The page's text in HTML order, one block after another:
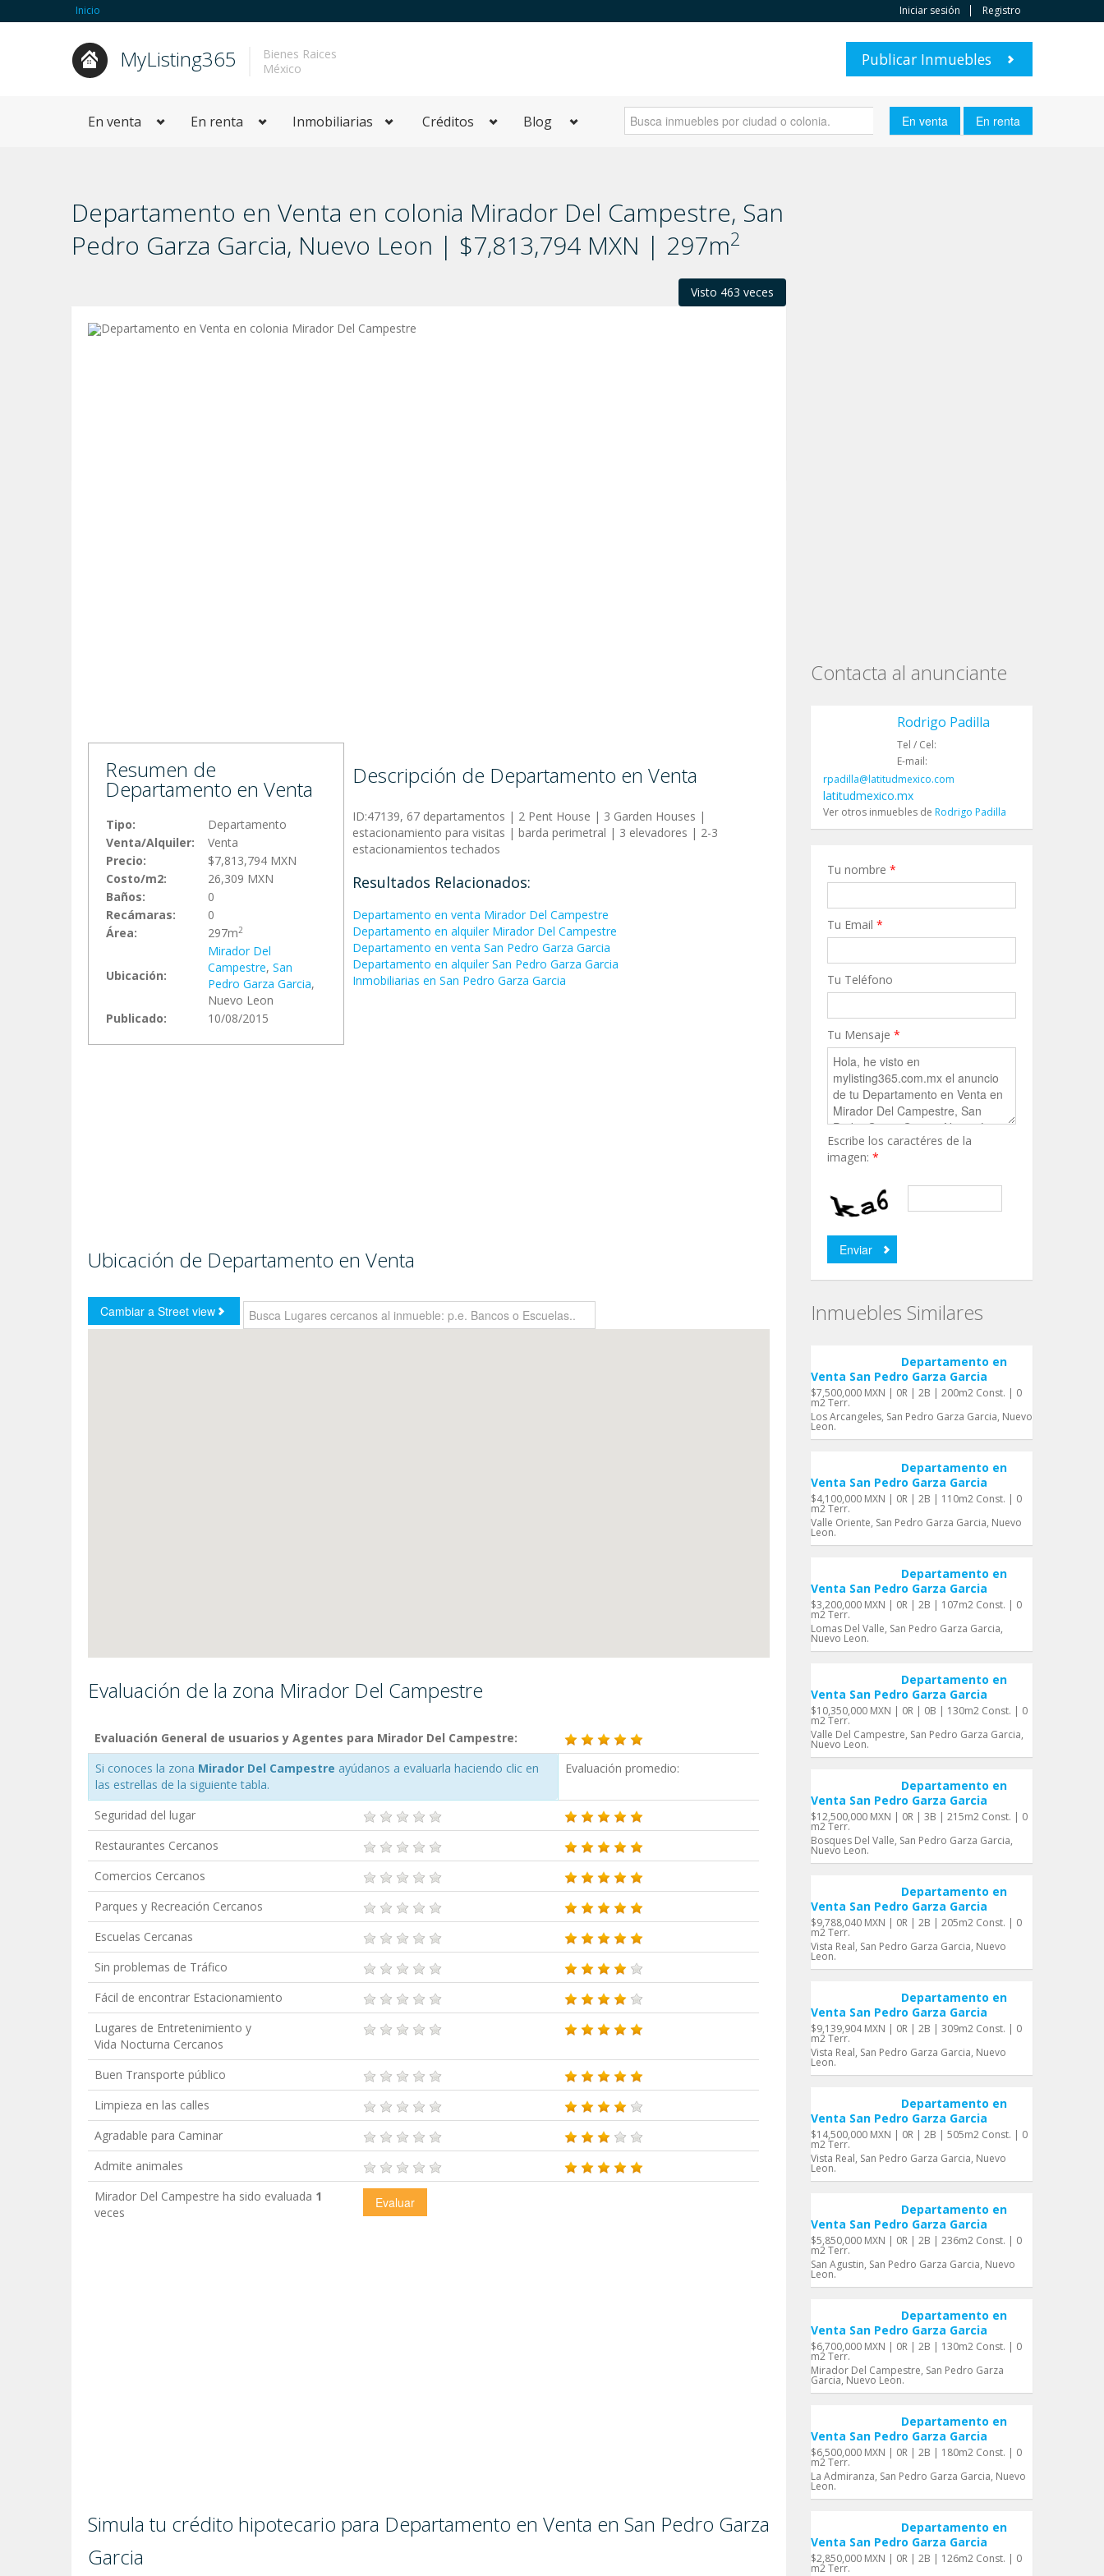
Inicio Iniciar sesión Registro
MyListing365
Bienes Raices
México
Publicar Inmuebles
En venta En renta Inmobiliarias Créditos Blog
Departamento en Venta en colonia Mirador Del Campestre, San
Pedro Garza Garci­a, Nuevo Leon | $7,813,794 MXN | 297m2
Visto 463 veces
Resumen de
Departamento en Venta
Tipo:
Departamento
Venta/Alquiler:
Venta
Precio:
$7,813,794 MXN
Costo/m2:
26,309 MXN
Baños:
0
Recámaras:
0
Área:
297m2
Ubicación:
Mirador Del
Campestre, San
Pedro Garza Garci­a,
Nuevo Leon
Publicado:
10/08/2015
Descripción de Departamento en Venta
ID:47139, 67 departamentos | 2 Pent House | 3 Garden Houses |
estacionamiento para visitas | barda perimetral | 3 elevadores | 2-3
estacionamientos techados
Resultados Relacionados:
Departamento en venta Mirador Del Campestre
Departamento en alquiler Mirador Del Campestre
Departamento en venta San Pedro Garza Garci­a
Departamento en alquiler San Pedro Garza Garci­a
Inmobiliarias en San Pedro Garza Garci­a
Ubicación de Departamento en Venta
Evaluación de la zona Mirador Del Campestre
Evaluación General de usuarios y Agentes para Mirador Del Campestre:
Si conoces la zona Mirador Del Campestre ayúdanos a evaluarla haciendo clic en
las estrellas de la siguiente tabla.
Evaluación promedio:
Seguridad del lugar
Restaurantes Cercanos
Comercios Cercanos
Parques y Recreación Cercanos
Escuelas Cercanas
Sin problemas de Tráfico
Fácil de encontrar Estacionamiento
Lugares de Entretenimiento y
Vida Nocturna Cercanos
Buen Transporte público
Limpieza en las calles
Agradable para Caminar
Admite animales
Mirador Del Campestre ha sido evaluada 1
veces
Simula tu crédito hipotecario para Departamento en Venta en San Pedro Garza
Garci­a
Contacta al anunciante
Rodrigo Padilla
Tel / Cel:
E-mail:
rpadilla@latitudmexico.com
latitudmexico.mx
Ver otros inmuebles de Rodrigo Padilla
Tu nombre *
Tu Email *
Tu Teléfono
Tu Mensaje *
Escribe los caractéres de la
imagen: *
Inmuebles Similares
Departamento en
Venta San Pedro Garza Garci­a
$7,500,000 MXN | 0R | 2B | 200m2 Const. | 0
m2 Terr.
Los Arcangeles, San Pedro Garza Garci­a, Nuevo
Leon.
Departamento en
Venta San Pedro Garza Garci­a
$4,100,000 MXN | 0R | 2B | 110m2 Const. | 0
m2 Terr.
Valle Oriente, San Pedro Garza Garci­a, Nuevo
Leon.
Departamento en
Venta San Pedro Garza Garci­a
$3,200,000 MXN | 0R | 2B | 107m2 Const. | 0
m2 Terr.
Lomas Del Valle, San Pedro Garza Garci­a,
Nuevo Leon.
Departamento en
Venta San Pedro Garza Garci­a
$10,350,000 MXN | 0R | 0B | 130m2 Const. | 0
m2 Terr.
Valle Del Campestre, San Pedro Garza Garci­a,
Nuevo Leon.
Departamento en
Venta San Pedro Garza Garci­a
$12,500,000 MXN | 0R | 3B | 215m2 Const. | 0
m2 Terr.
Bosques Del Valle, San Pedro Garza Garci­a,
Nuevo Leon.
Departamento en
Venta San Pedro Garza Garci­a
$9,788,040 MXN | 0R | 2B | 205m2 Const. | 0
m2 Terr.
Vista Real, San Pedro Garza Garci­a, Nuevo
Leon.
Departamento en
Venta San Pedro Garza Garci­a
$9,139,904 MXN | 0R | 2B | 309m2 Const. | 0
m2 Terr.
Vista Real, San Pedro Garza Garci­a, Nuevo
Leon.
Departamento en
Venta San Pedro Garza Garci­a
$14,500,000 MXN | 0R | 2B | 505m2 Const. | 0
m2 Terr.
Vista Real, San Pedro Garza Garci­a, Nuevo
Leon.
Departamento en
Venta San Pedro Garza Garci­a
$5,850,000 MXN | 0R | 2B | 236m2 Const. | 0
m2 Terr.
San Agustin, San Pedro Garza Garci­a, Nuevo
Leon.
Departamento en
Venta San Pedro Garza Garci­a
$6,700,000 MXN | 0R | 2B | 130m2 Const. | 0
m2 Terr.
Mirador Del Campestre, San Pedro Garza
Garci­a, Nuevo Leon.
Departamento en
Venta San Pedro Garza Garci­a
$6,500,000 MXN | 0R | 2B | 180m2 Const. | 0
m2 Terr.
La Admiranza, San Pedro Garza Garci­a, Nuevo
Leon.
Departamento en
Venta San Pedro Garza Garci­a
$2,850,000 MXN | 0R | 2B | 126m2 Const. | 0
m2 Terr.